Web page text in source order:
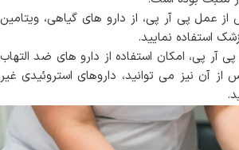
تا 21 روز پس از عمل پی آر پی، از دارو های گیاهی، ویتامین
استفاده نمایید.
پی آر پی، امکان استفاده از دارو های ضد التهاب
از 6 هفته پس از آن نیز می توانید، داروهای استروئیدی غیر